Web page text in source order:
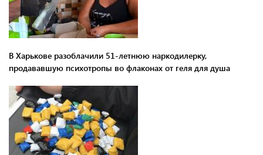
В Харькове разоблачили 51-летнюю наркодилерку,
продававшую психотропы во флаконах от геля для душа